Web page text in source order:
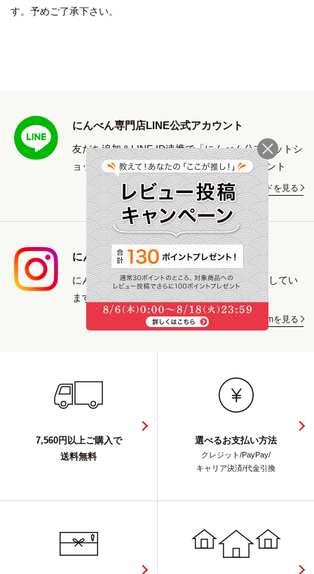
す。予めご了承下さい。
にんべん専門店LINE公式アカウント
友だち追加＆LINE ID連携で「にんべん公式ネットシ
ョップで使える」500円OFFクーポンプレゼント
ご利用ガイドを見る
にんべん専門店 Instagram
にんべんの商品や鰹節を使ったレシピを紹介してい
ます。
Instagramを見る
7,560円以上ご購入で
送料無料
選べるお支払い方法
クレジット/PayPay/
キャリア決済/代金引換